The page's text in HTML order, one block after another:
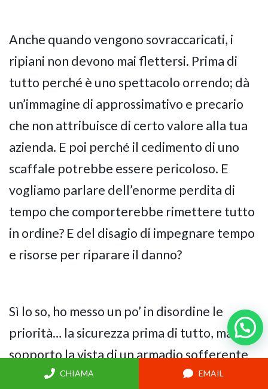
CHIAMA EMAIL
Anche quando vengono sovraccaricati, i
ripiani non devono mai flettersi. Prima di
tutto perché è uno spettacolo orrendo; dà
un’immagine di approssimativo e precario
che non attribuisce di certo valore alla tua
azienda. E poi perché il cedimento di uno
scaffale potrebbe essere pericoloso. E
vogliamo parlare dell’enorme perdita di
tempo che comporterebbe rimettere tutto
in ordine? E del disagio di impegnare tempo
e risorse per riparare il danno?
Sì lo so, ho messo un po’ in disordine le
priorità… la sicurezza prima di tutto, ma non
sopporto la vista di un armadio sofferente
sotto il peso dei faldoni.